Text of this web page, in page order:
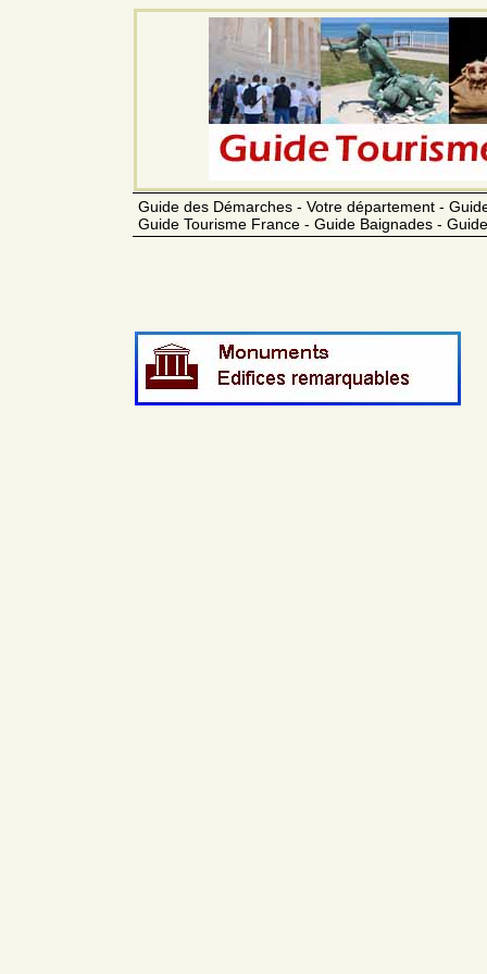
Guide des Démarches - Votre département -
Guide Tourisme France - Guide Baignades -